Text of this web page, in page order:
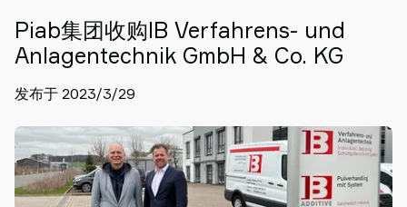
Piab集团收购IB Verfahrens- und
Anlagentechnik GmbH & Co. KG
发布于 2023/3/29
业
我
的
资
源